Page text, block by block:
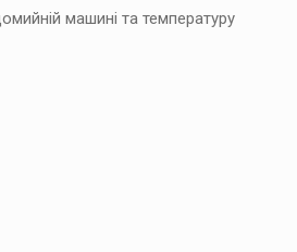
машині та температуру